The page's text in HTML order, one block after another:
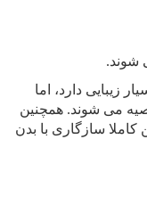
شوند.
زیبایی دارد، اما
می شوند. همچنین
کاملا سازگاری با بدن